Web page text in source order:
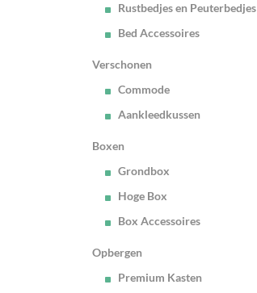
Rustbedjes en Peuterbedjes
Bed Accessoires
Verschonen
Commode
Aankleedkussen
Boxen
Grondbox
Hoge Box
Box Accessoires
Opbergen
Premium Kasten